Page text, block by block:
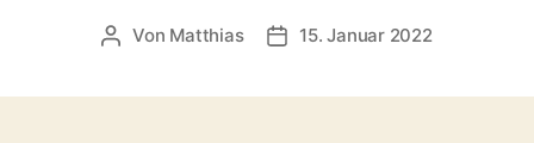
Beitragsautor
Von Matthias Beitragsdatum
15. Januar 2022